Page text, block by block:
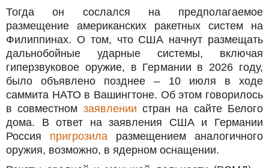
Тогда он сослался на предполагаемое
размещение американских ракетных систем на
Филиппинах. О том, что США начнут размещать
дальнобойные ударные системы, включая
гиперзвуковое оружие, в Германии в 2026 году,
было объявлено позднее – 10 июля в ходе
саммита НАТО в Вашингтоне. Об этом говорилось
в совместном заявлениистран на сайте Белого
дома. В ответ на заявления США и Германии
Россия пригрозила размещением аналогичного
оружия, возможно, в ядерном оснащении.